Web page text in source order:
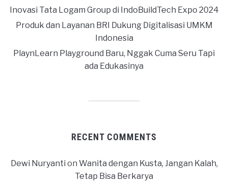
Inovasi Tata Logam Group di IndoBuildTech Expo 2024
Produk dan Layanan BRI Dukung Digitalisasi UMKM
Indonesia
PlaynLearn Playground Baru, Nggak Cuma Seru Tapi
ada Edukasinya
RECENT COMMENTS
Dewi Nuryanti on Wanita dengan Kusta, Jangan Kalah,
Tetap Bisa Berkarya